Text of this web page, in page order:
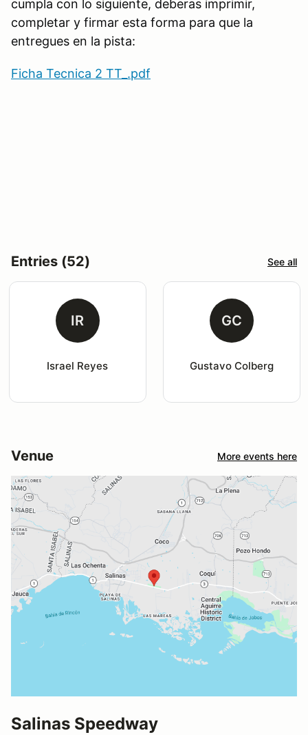
cumpla con lo siguiente, deberas imprimir,
completar y firmar esta forma para que la
entregues en la pista:
Ficha Tecnica 2 TT_.pdf
Entries (52) See all
IR
Israel Reyes
GC
Gustavo Colberg
Venue More events here
Salinas Speedway